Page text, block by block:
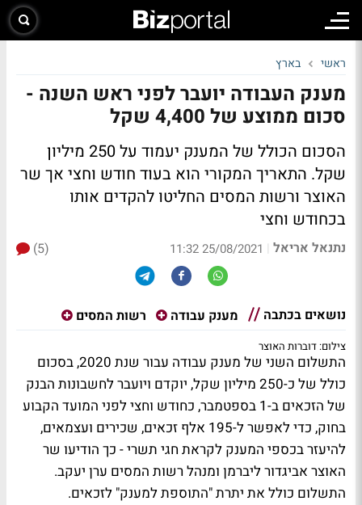
ראשי בארץ
מענק העבודה יועבר לפני ראש השנה -
סכום ממוצע של 4,400 שקל
הסכום הכולל של המענק יעמוד על 250 מיליון
שקל. התאריך המקורי הוא בעוד חודש וחצי אך שר
האוצר ורשות המסים החליטו להקדים אותו
בכחודש וחצי
נתנאל אריאל |
25/08/2021 11:32
(5)
נושאים בכתבה מענק עבודה רשות המסים
צילום: דוברות האוצר
התשלום השני של מענק עבודה עבור שנת 2020, בסכום
כולל של כ-250 מיליון שקל, יוקדם ויועבר לחשבונות הבנק
של הזכאים ב-1 בספטמבר, כחודש וחצי לפני המועד הקבוע
בחוק, כדי לאפשר ל-195 אלף זכאים, שכירים ועצמאים,
להיעזר בכספי המענק לקראת חגי תשרי - כך הודיעו שר
האוצר אביגדור ליברמן ומנהל רשות המסים ערן יעקב.
התשלום כולל את יתרת "התוספת למענק" לזכאים.